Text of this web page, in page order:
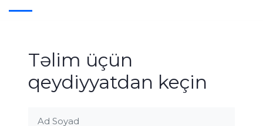
Təlim üçün
qeydiyyatdan keçin